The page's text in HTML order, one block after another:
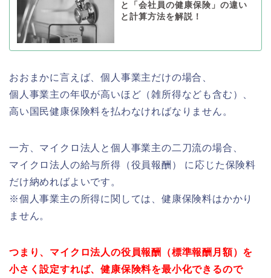
と「会社員の健康保険」の違い
と計算方法を解説！
おおまかに言えば、個人事業主だけの場合、
個人事業主の年収が高いほど（雑所得なども含む）、
高い国民健康保険料を払わなければなりません。
一方、マイクロ法人と個人事業主の二刀流の場合、
マイクロ法人の給与所得（役員報酬） に応じた保険料
だけ納めればよいです。
※個人事業主の所得に関しては、健康保険料はかかり
ません。
つまり、マイクロ法人の役員報酬（標準報酬月額）を
小さく設定すれば、健康保険料を最小化できるので